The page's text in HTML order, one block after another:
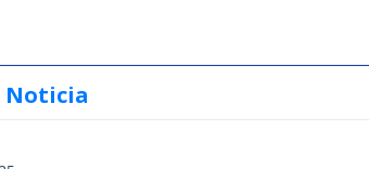
Noticia